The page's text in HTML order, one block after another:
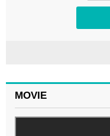
MOVIE